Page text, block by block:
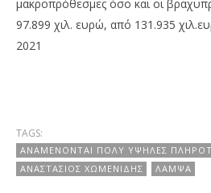
μακροπρόθεσμες όσο και οι
97.899 χιλ. ευρώ, από 131.935
2021
TAGS:
ΑΝΑΜΈΝΟΝΤΑΙ ΠΟΛΎ ΥΨΗΛΈΣ
ΑΝΑΣΤΆΣΙΟΣ ΧΩΜΕΝΊΔΗΣ
ΛΆΜΨΑ